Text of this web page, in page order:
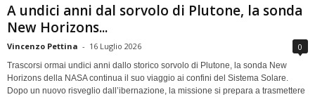
A undici anni dal sorvolo di Plutone, la sonda
New Horizons...
Vincenzo Pettina - 16 Luglio 2026 0
Trascorsi ormai undici anni dallo storico sorvolo di Plutone, la sonda New
Horizons della NASA continua il suo viaggio ai confini del Sistema Solare.
Dopo un nuovo risveglio dall’ibernazione, la missione si prepara a trasmettere